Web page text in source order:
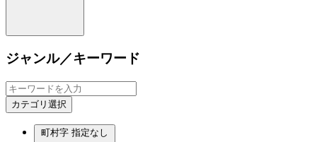
ジャンル／キーワード
カテゴリ選択
町村字 指定なし